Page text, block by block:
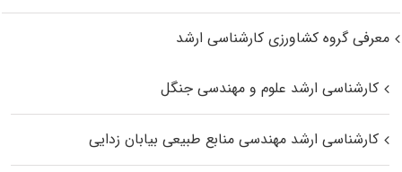
معرفی گروه کشاورزی کارشناسی ارشد
کارشناسی ارشد علوم و مهندسی جنگل
کارشناسی ارشد مهندسی منابع طبیعی بیابان زدایی